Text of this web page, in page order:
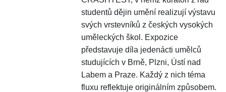
studentů dějin umění realizují výstavu
svých vrstevníků z českých vysokých
uměleckých škol. Expozice
představuje díla jedenácti umělců
studujících v Brně, Plzni, Ústí nad
Labem a Praze. Každý z nich téma
fluxu reflektuje originálním způsobem.